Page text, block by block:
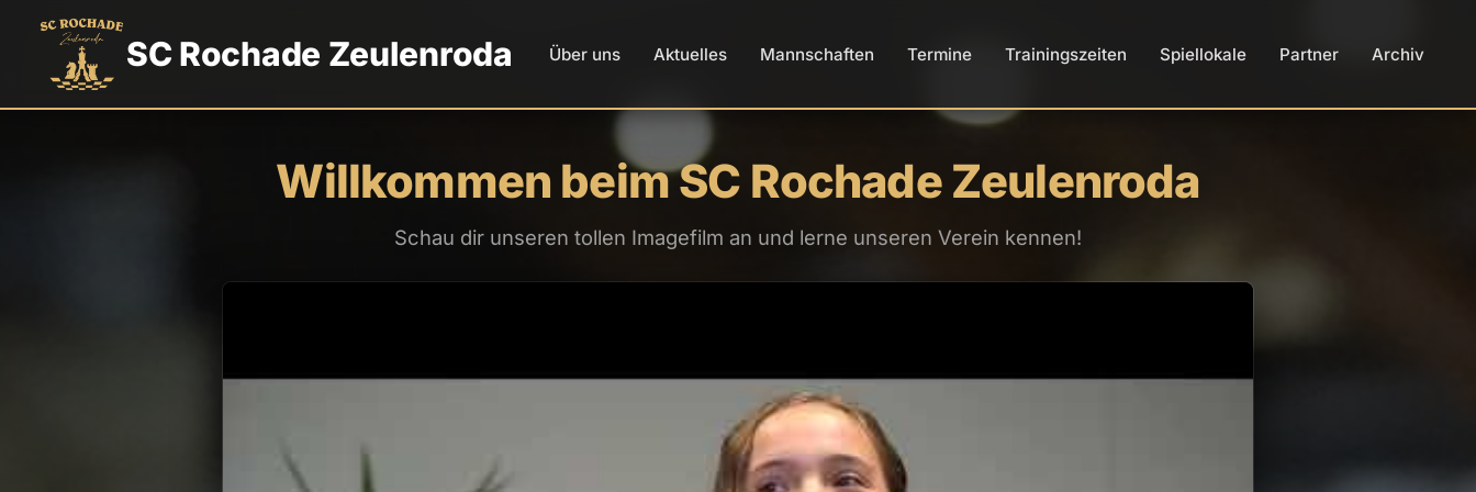
SC Rochade Zeulenroda Über uns Aktuelles Mannschaften Termine Trainingszeiten Spiellokale Partner Archiv
Willkommen beim SC Rochade Zeulenroda
Schau dir unseren tollen Imagefilm an und lerne unseren Verein kennen!